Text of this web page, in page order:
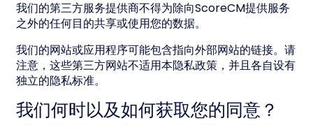
我们的第三方服务提供商不得为除向ScoreCM提供服务
之外的任何目的共享或使用您的数据。
我们的网站或应用程序可能包含指向外部网站的链接。请
注意，这些第三方网站不适用本隐私政策，并且各自设有
独立的隐私标准。
我们何时以及如何获取您的同意？